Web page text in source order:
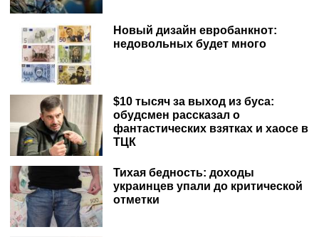
Новый дизайн евробанкнот:
недовольных будет много
$10 тысяч за выход из буса:
обудсмен рассказал о
фантастических взятках и хаосе в
ТЦК
Тихая бедность: доходы
украинцев упали до критической
отметки